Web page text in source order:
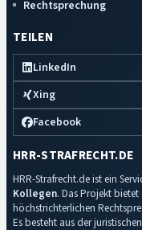
Rechtsprechung
TEILEN
LinkedIn
Xing
Facebook
HRR-STRAFRECHT.DE
HRR-Strafrecht.de ist ein
Kollegen. Das Projekt
höchstrichterlichen
Es besteht aus der